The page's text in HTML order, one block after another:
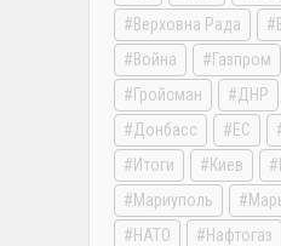
Верховна Рада
Война
Газпром
Гройсман
ДНР
Донбасс
ЕС
Итоги
Киев
Мариуполь
НАТО
Нафтогаз